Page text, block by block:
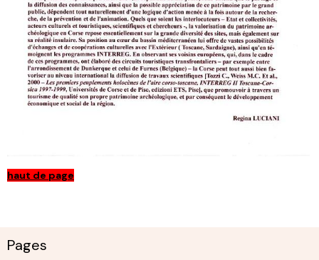
haut de page
Pages